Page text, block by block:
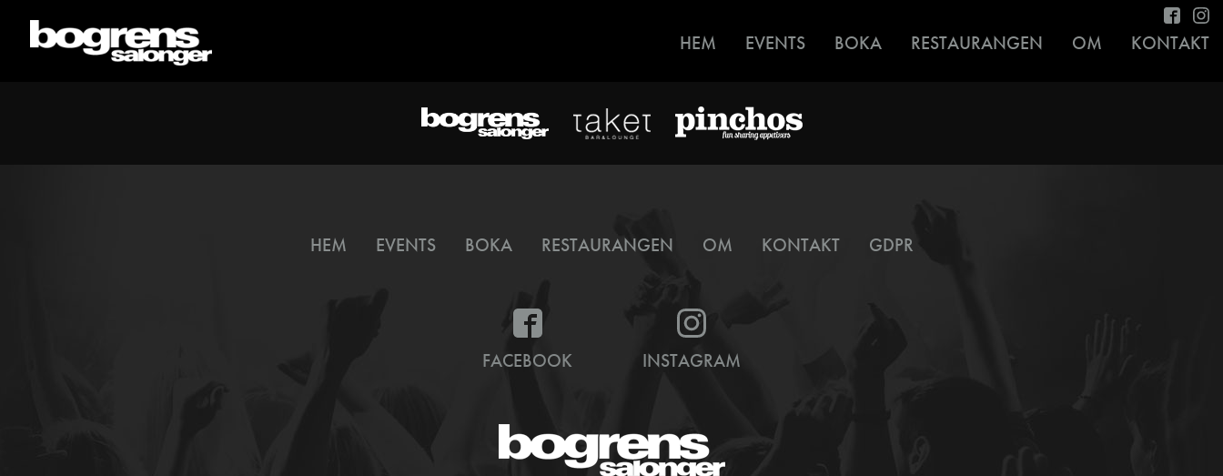
HEM EVENTS BOKA RESTAURANGEN OM KONTAKT
HEM EVENTS BOKA RESTAURANGEN OM KONTAKT GDPR
FACEBOOK INSTAGRAM